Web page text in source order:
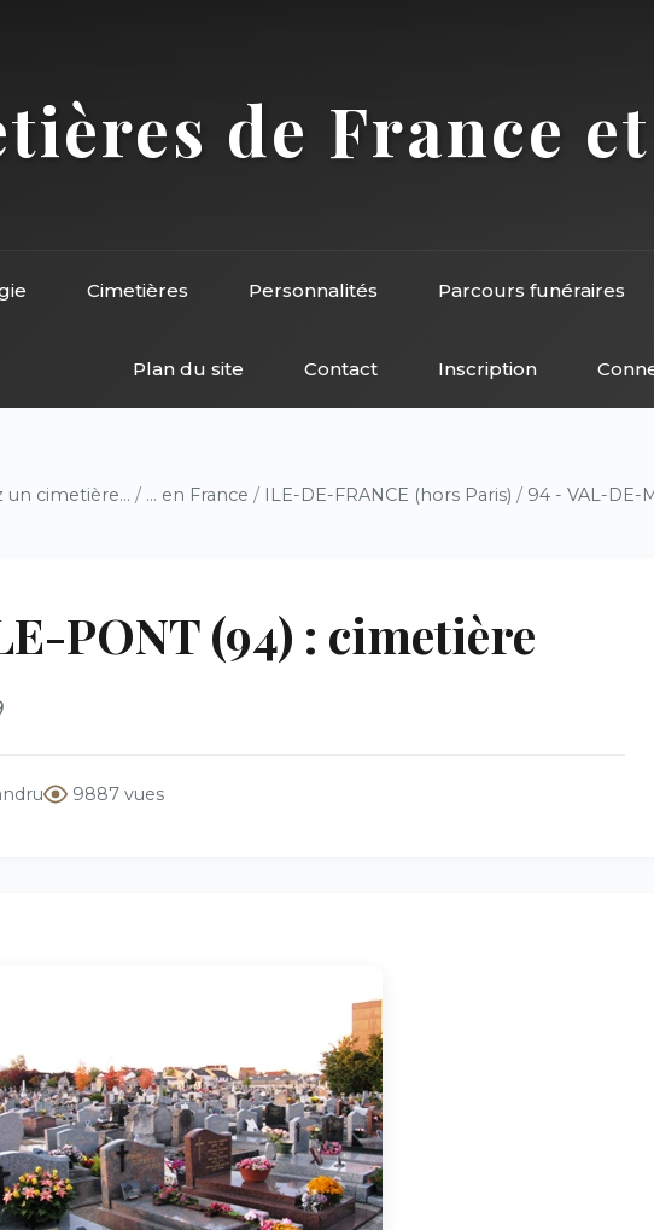
de France
Cimetières Personnalités Parcours funéraires
Plan du site Contact Inscription
un cimetière... / ... en France / ILE-DE-FRANCE (hors Paris) / 94 - VAL-DE-
PONT (94) : cimetière
9887 vues